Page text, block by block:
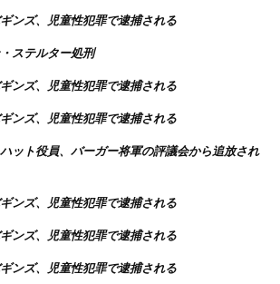
ンズ、児童性犯罪で逮捕される
ステルター処刑
ンズ、児童性犯罪で逮捕される
ンズ、児童性犯罪で逮捕される
ット役員、バーガー将軍の評議会から追放され
ンズ、児童性犯罪で逮捕される
ンズ、児童性犯罪で逮捕される
ンズ、児童性犯罪で逮捕される